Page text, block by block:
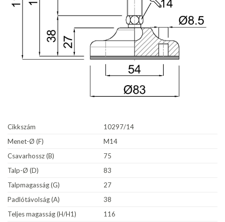
Cikkszám
10297/14
Menet-Ø (F)
M14
Csavarhossz (B)
75
Talp-Ø (D)
83
Talpmagasság (G)
27
Padlótávolság (A)
38
Teljes magasság (H/H1)
116